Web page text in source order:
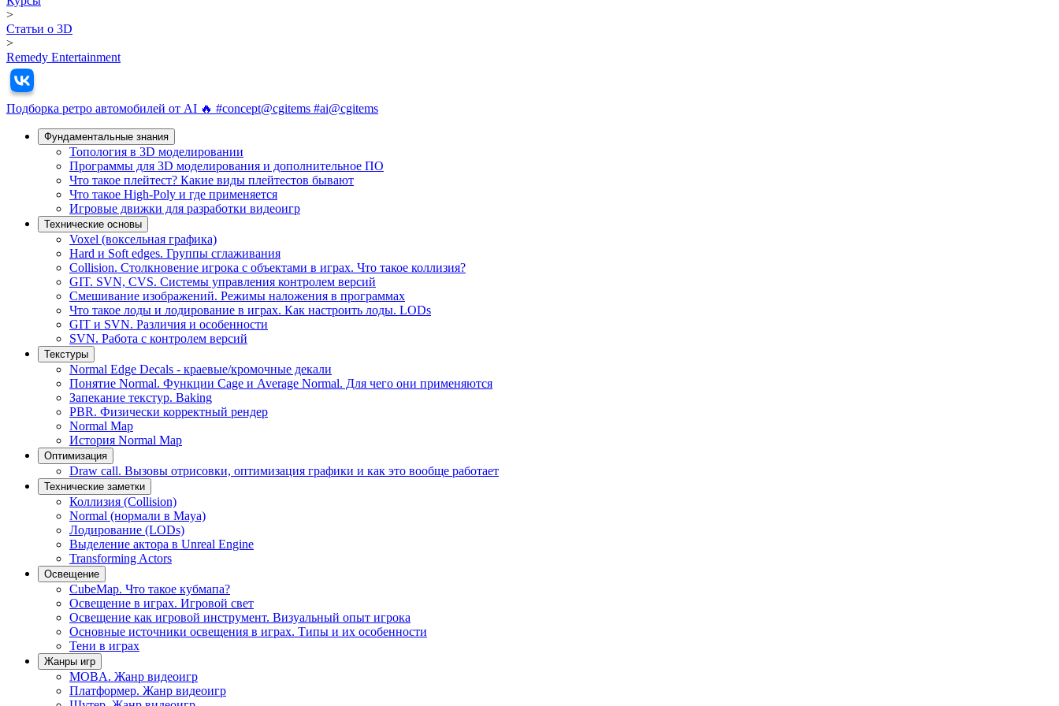
>
Статьи о 3D
>
Remedy Entertainment
Подборка ретро автомобилей от AI 🔥 #concept@cgitems #ai@cgitems
Фундамeнтальные знания
Топология в 3D моделировании
Программы для 3D моделирования и дополнительное ПО
Что такое плейтест? Какие виды плейтестов бывают
Что такое High-Poly и где применяется
Игровые движки для разработки видеоигр
Технические основы
Voxel (воксельная графика)
Hard и Soft edges. Группы сглаживания
Collision. Столкновение игрока с объектами в играх. Что такое коллизия?
GIT. SVN, CVS. Системы управления контролем версий
Смешивание изображений. Режимы наложения в программах
Что такое лоды и лодирование в играх. Как настроить лоды. LODs
GIT и SVN. Различия и особенности
SVN. Работа с контролем версий
Текстуры
Normal Edge Decals - краевые/кромочные декали
Понятие Normal. Функции Cage и Average Normal. Для чего они применяются
Запекание текстур. Baking
PBR. Физически корректный рендер
Normal Map
История Normal Map
Оптимизация
Draw call. Вызовы отрисовки, оптимизация графики и как это вообще работает
Технические заметки
Коллизия (Collision)
Normal (нормали в Maya)
Лодирование (LODs)
Выделение актора в Unreal Engine
Transforming Actors
Освещение
CubeMap. Что такое кубмапа?
Освещение в играх. Игровой свет
Освещение как игровой инструмент. Визуальный опыт игрока
Основные источники освещения в играх. Типы и их особенности
Тени в играх
Жанры игр
MOBA. Жанр видеоигр
Платформер. Жанр видеоигр